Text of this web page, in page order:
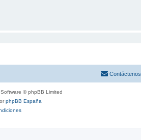
Contáctenos
© phpBB Limited
phpBB España